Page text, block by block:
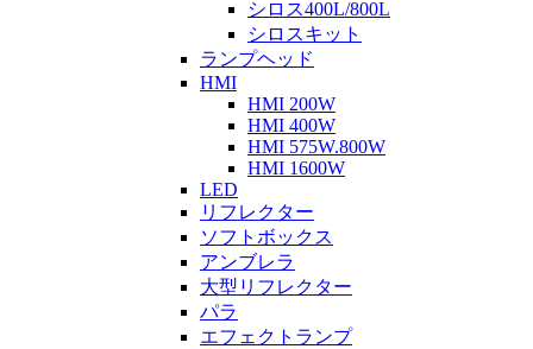
シロス400L/800L
シロスキット
ランプヘッド
HMI
HMI 200W
HMI 400W
HMI 575W.800W
HMI 1600W
LED
リフレクター
ソフトボックス
アンブレラ
大型リフレクター
パラ
エフェクトランプ